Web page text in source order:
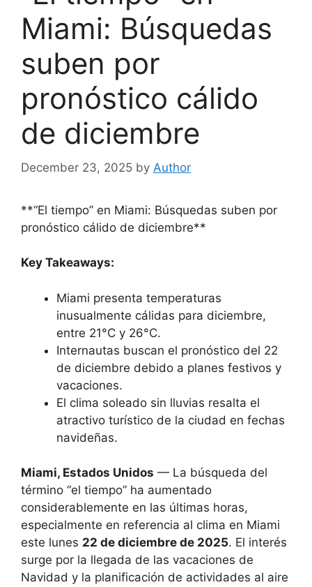
Miami: Búsquedas
suben por
pronóstico cálido
de diciembre
December 23, 2025 by Author
**“El tiempo” en Miami: Búsquedas suben por
pronóstico cálido de diciembre**
Key Takeaways:
Miami presenta temperaturas
inusualmente cálidas para diciembre,
entre 21°C y 26°C.
Internautas buscan el pronóstico del 22
de diciembre debido a planes festivos y
vacaciones.
El clima soleado sin lluvias resalta el
atractivo turístico de la ciudad en fechas
navideñas.
Miami, Estados Unidos — La búsqueda del
término “el tiempo” ha aumentado
considerablemente en las últimas horas,
especialmente en referencia al clima en Miami
este lunes 22 de diciembre de 2025. El interés
surge por la llegada de las vacaciones de
Navidad y la planificación de actividades al aire